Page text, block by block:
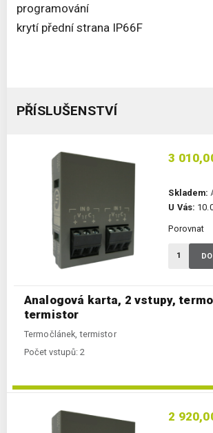
programování
krytí přední strana IP66F
PŘÍSLUŠENSTVÍ
Analogová karta, 2 vstupy,
termistor
Termočlánek, termistor
Počet vstupů: 2
3
Skladem:
U Vás:
Porovnat
2